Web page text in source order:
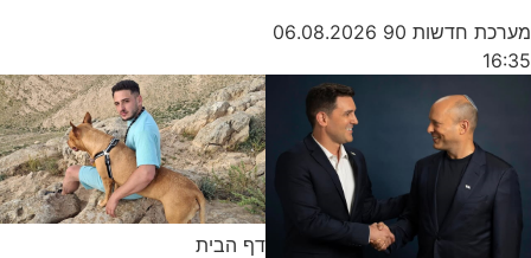
מערכת חדשות 90
06.08.2026
16:35
דף הבית